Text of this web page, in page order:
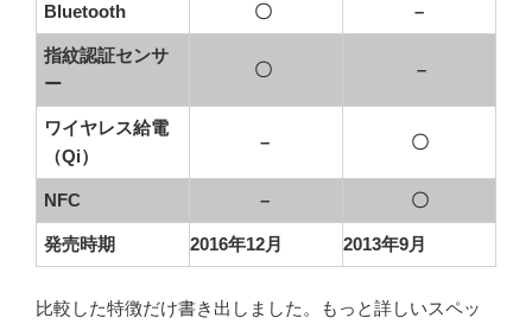
Bluetooth 〇 –
指紋認証センサ
ー
〇 –
ワイヤレス給電
（Qi）
– 〇
NFC – 〇
発売時期 2016年12月 2013年9月
比較した特徴だけ書き出しました。もっと詳しいスペッ